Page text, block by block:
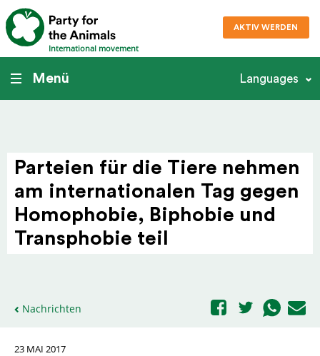
International movement
AKTIV WERDEN
Menü Languages
Parteien für die Tiere nehmen
am inter­na­ti­o­nalen Tag gegen
Homop­hobie, Biphobie und
Transp­hobie teil
Nachrichten
23 MAI 2017